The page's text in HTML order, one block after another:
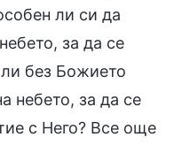
ли си да
за да се
без Божието
небето, за да се
с Него? Все още